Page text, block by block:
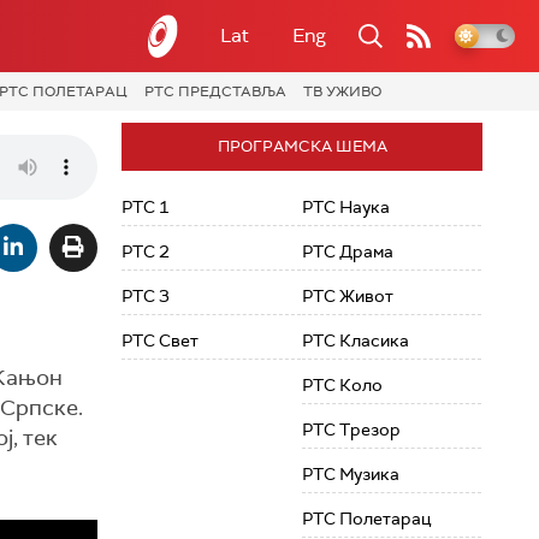
Lat Eng
РТС ПОЛЕТАРАЦ РТС ПРЕДСТАВЉА ТВ УЖИВО
тек
ПРОГРАМСКА ШЕМА
РТС 1
РТС 2
РТС 3
РТС Свет
РТС Наука
РТС Драма
РТС Живот
РТС Класика
РТС Коло
РТС Трезор
РТС Музика
РТС Полетарац